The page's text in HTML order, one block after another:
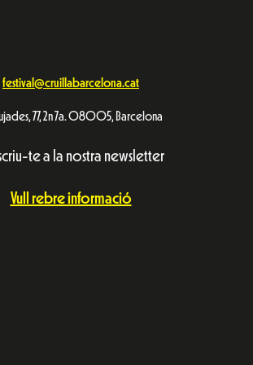
festival@cruillabarcelona.cat
77, 2n 7a. 08005, Barcelona
te a la nostra newsletter
Vull rebre informació